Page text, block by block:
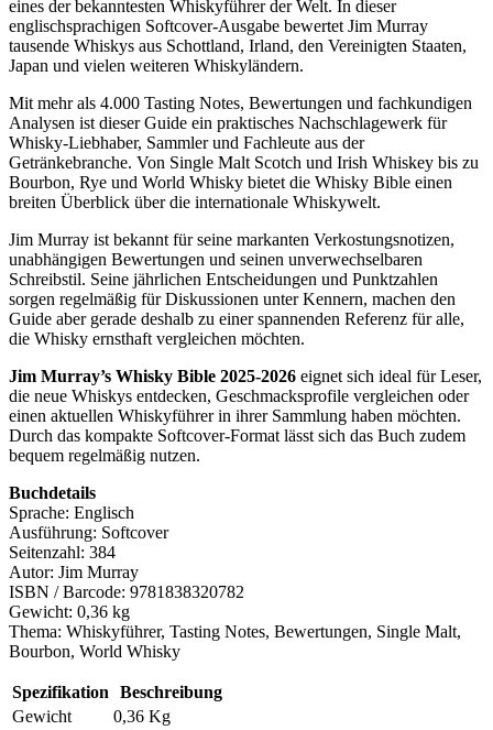
eines der bekanntesten Whiskyführer der Welt. In dieser
englischsprachigen Softcover-Ausgabe bewertet Jim Murray
tausende Whiskys aus Schottland, Irland, den Vereinigten Staaten,
Japan und vielen weiteren Whiskyländern.
Mit mehr als 4.000 Tasting Notes, Bewertungen und fachkundigen
Analysen ist dieser Guide ein praktisches Nachschlagewerk für
Whisky-Liebhaber, Sammler und Fachleute aus der
Getränkebranche. Von Single Malt Scotch und Irish Whiskey bis zu
Bourbon, Rye und World Whisky bietet die Whisky Bible einen
breiten Überblick über die internationale Whiskywelt.
Jim Murray ist bekannt für seine markanten Verkostungsnotizen,
unabhängigen Bewertungen und seinen unverwechselbaren
Schreibstil. Seine jährlichen Entscheidungen und Punktzahlen
sorgen regelmäßig für Diskussionen unter Kennern, machen den
Guide aber gerade deshalb zu einer spannenden Referenz für alle,
die Whisky ernsthaft vergleichen möchten.
Jim Murray’s Whisky Bible 2025-2026 eignet sich ideal für Leser,
die neue Whiskys entdecken, Geschmacksprofile vergleichen oder
einen aktuellen Whiskyführer in ihrer Sammlung haben möchten.
Durch das kompakte Softcover-Format lässt sich das Buch zudem
bequem regelmäßig nutzen.
Buchdetails
Sprache: Englisch
Ausführung: Softcover
Seitenzahl: 384
Autor: Jim Murray
ISBN / Barcode: 9781838320782
Gewicht: 0,36 kg
Thema: Whiskyführer, Tasting Notes, Bewertungen, Single Malt,
Bourbon, World Whisky
Spezifikation
Beschreibung
Gewicht
0,36 Kg